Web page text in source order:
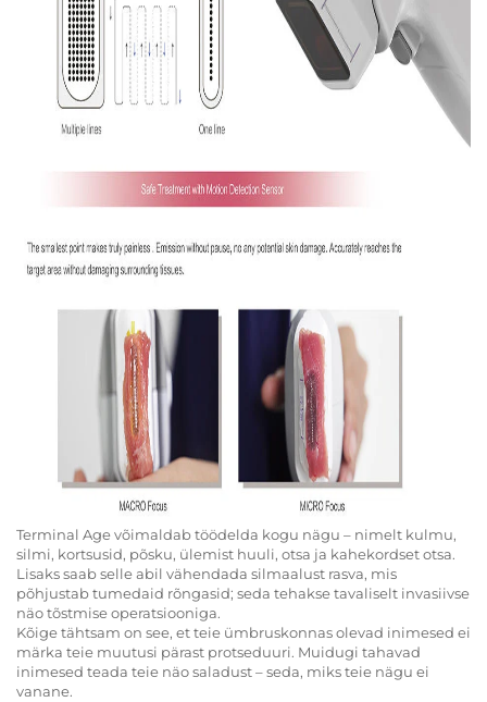
Terminal Age võimaldab töödelda kogu nägu – nimelt kulmu,
silmi, kortsusid, põsku, ülemist huuli, otsa ja kahekordset otsa.
Lisaks saab selle abil vähendada silmaalust rasva, mis
põhjustab tumedaid rõngasid; seda tehakse tavaliselt invasiivse
näo tõstmise operatsiooniga.
Kõige tähtsam on see, et teie ümbruskonnas olevad inimesed ei
märka teie muutusi pärast protseduuri. Muidugi tahavad
inimesed teada teie näo saladust – seda, miks teie nägu ei
vanane.